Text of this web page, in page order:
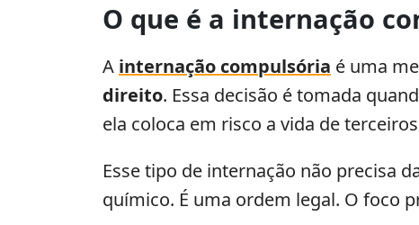
O que é a internação
A internação compulsória é uma
direito. Essa decisão é tomada
ela coloca em risco a vida de
Esse tipo de internação não precisa
químico. É uma ordem legal. O foco